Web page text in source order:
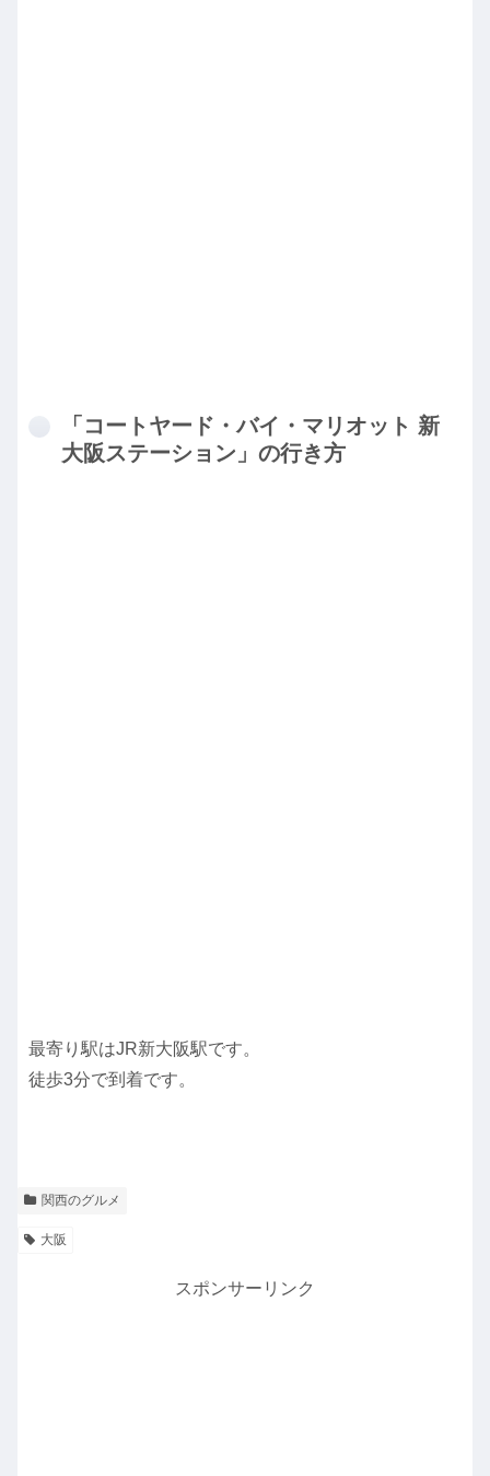
「コートヤード・バイ・マリオット 新
大阪ステーション」の行き方
最寄り駅はJR新大阪駅です。
徒歩3分で到着です。
関西のグルメ
大阪
スポンサーリンク